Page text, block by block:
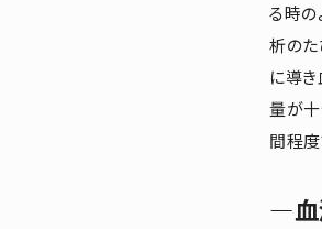
る時の
析の
に導
量が
間程度
―血